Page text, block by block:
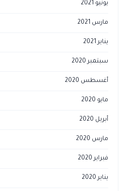
يونيو 2021
مارس 2021
يناير 2021
سبتمبر 2020
أغسطس 2020
مايو 2020
أبريل 2020
مارس 2020
فبراير 2020
يناير 2020